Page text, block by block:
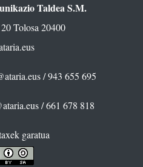
Taldea S.M.
Tolosa 20400
/ 943 655 695
/ 661 678 818
garatua